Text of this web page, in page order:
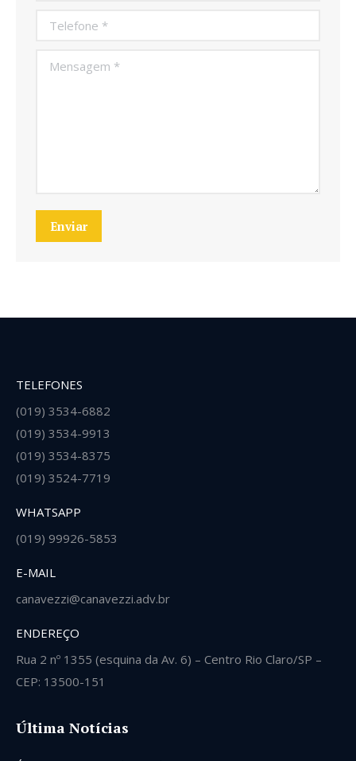
Telefone *
Mensagem *
Enviar
TELEFONES
(019) 3534-6882
(019) 3534-9913
(019) 3534-8375
(019) 3524-7719
WHATSAPP
(019) 99926-5853
E-MAIL
canavezzi@canavezzi.adv.br
ENDEREÇO
Rua 2 nº 1355 (esquina da Av. 6) – Centro Rio Claro/SP –
CEP: 13500-151
Última Notícias